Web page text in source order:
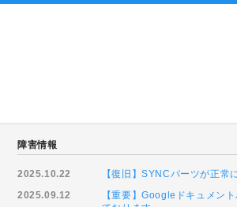
障害情報
2025.10.22
【復旧】SYNCパーツが正常
2025.09.12
【重要】Googleドキュメン